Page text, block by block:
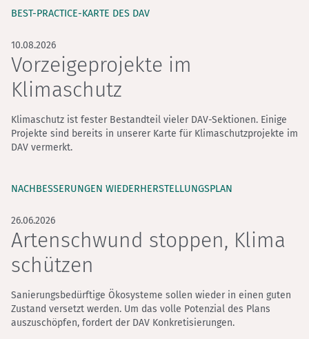
BEST-PRACTICE-KARTE DES DAV
10.08.2026
Vorzeigeprojekte im
Klimaschutz
Klimaschutz ist fester Bestandteil vieler DAV-Sektionen. Einige
Projekte sind bereits in unserer Karte für Klimaschutzprojekte im
DAV vermerkt.
NACHBESSERUNGEN WIEDERHERSTELLUNGSPLAN
26.06.2026
Artenschwund stoppen, Klima
schützen
Sanierungsbedürftige Ökosysteme sollen wieder in einen guten
Zustand versetzt werden. Um das volle Potenzial des Plans
auszuschöpfen, fordert der DAV Konkretisierungen.